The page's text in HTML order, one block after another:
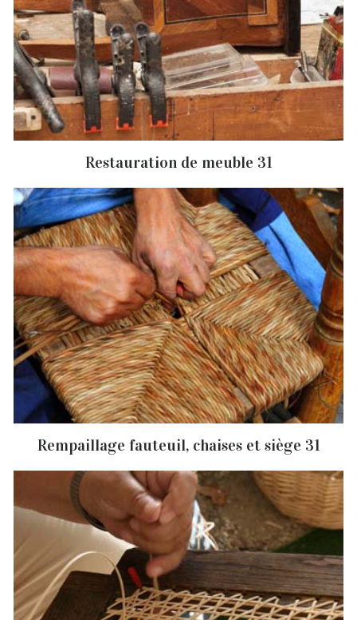
Restauration de meuble 31
Rempaillage fauteuil, chaises et siège 31